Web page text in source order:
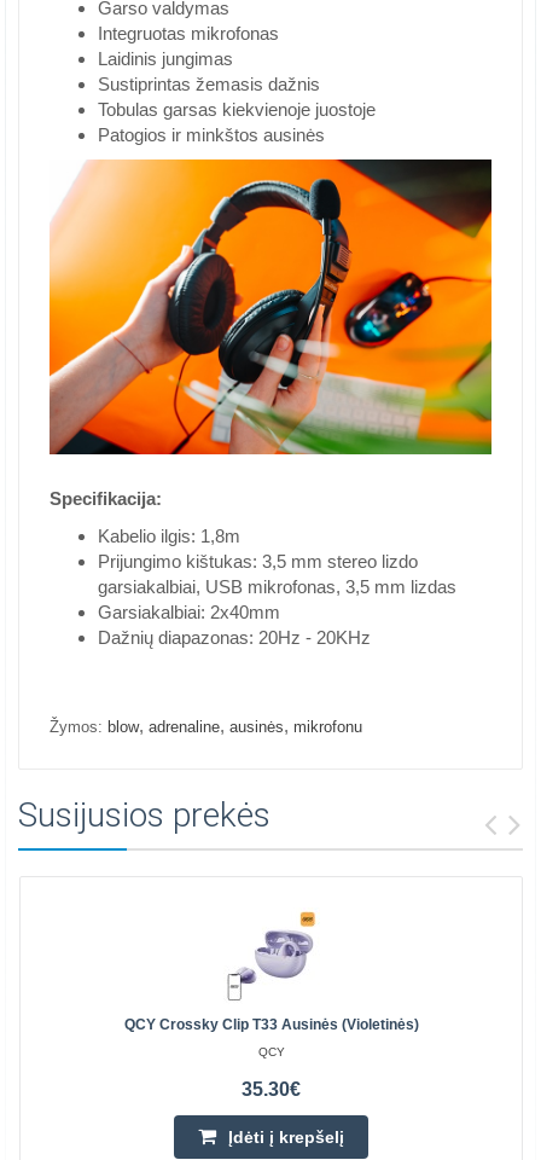
Garso valdymas
Integruotas mikrofonas
Laidinis jungimas
Sustiprintas žemasis dažnis
Tobulas garsas kiekvienoje juostoje
Patogios ir minkštos ausinės
Specifikacija:
Kabelio ilgis: 1,8m
Prijungimo kištukas: 3,5 mm stereo lizdo
garsiakalbiai, USB mikrofonas, 3,5 mm lizdas
Garsiakalbiai: 2x40mm
Dažnių diapazonas: 20Hz - 20KHz
Žymos: blow, adrenaline, ausinės, mikrofonu
Susijusios prekės
QCY Crossky Clip T33 Ausinės (violetinės)
QCY
35.30€
Įdėti į krepšelį